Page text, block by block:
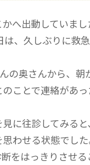
へ出動していまし
、久しぶりに救
の奥さんから、朝
ことで連絡があ
に往診してみる
わせる状態でし
をはっきりさせる